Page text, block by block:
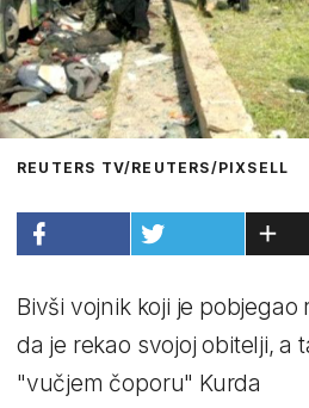
REUTERS TV/REUTERS/PIXSELL
Bivši vojnik koji je pobjegao
da je rekao svojoj obitelji, a
"vučjem čoporu" Kurda